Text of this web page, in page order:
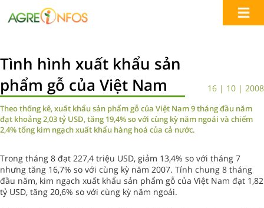
Tình hình xuất khẩu sản
phẩm gỗ của Việt Nam
16 | 10 | 2008
Theo thống kê, xuất khẩu sản phẩm gỗ của Việt Nam 9 tháng đầu năm
đạt khoảng 2,03 tỷ USD, tăng 19,4% so với cùng kỳ năm ngoái và chiếm
2,4% tổng kim ngạch xuất khẩu hàng hoá của cả nước.
Trong tháng 8 đạt 227,4 triệu USD, giảm 13,4% so với tháng 7
nhưng tăng 16,7% so với cùng kỳ năm 2007. Tính chung 8 tháng
đầu năm, kim ngạch xuất khẩu sản phẩm gỗ của Việt Nam đạt 1,82
tỷ USD, tăng 20,6% so với cùng kỳ năm ngoái.